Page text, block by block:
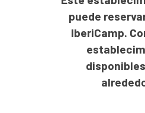
puede
IberiCamp.